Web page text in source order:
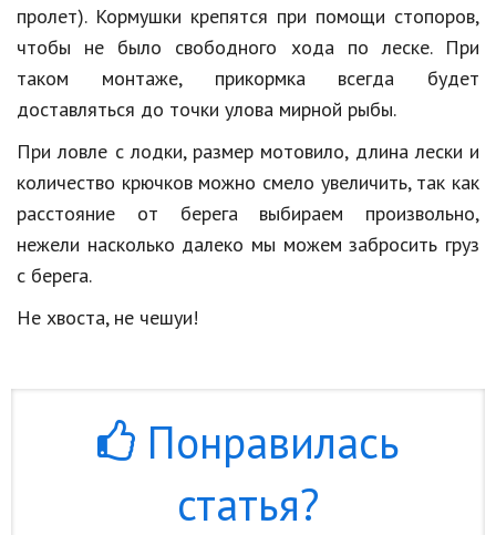
пролет). Кормушки крепятся при помощи стопоров,
чтобы не было свободного хода по леске. При
таком монтаже, прикормка всегда будет
доставляться до точки улова мирной рыбы.
При ловле с лодки, размер мотовило, длина лески и
количество крючков можно смело увеличить, так как
расстояние от берега выбираем произвольно,
нежели насколько далеко мы можем забросить груз
с берега.
Не хвоста, не чешуи!
Понравилась
статья?